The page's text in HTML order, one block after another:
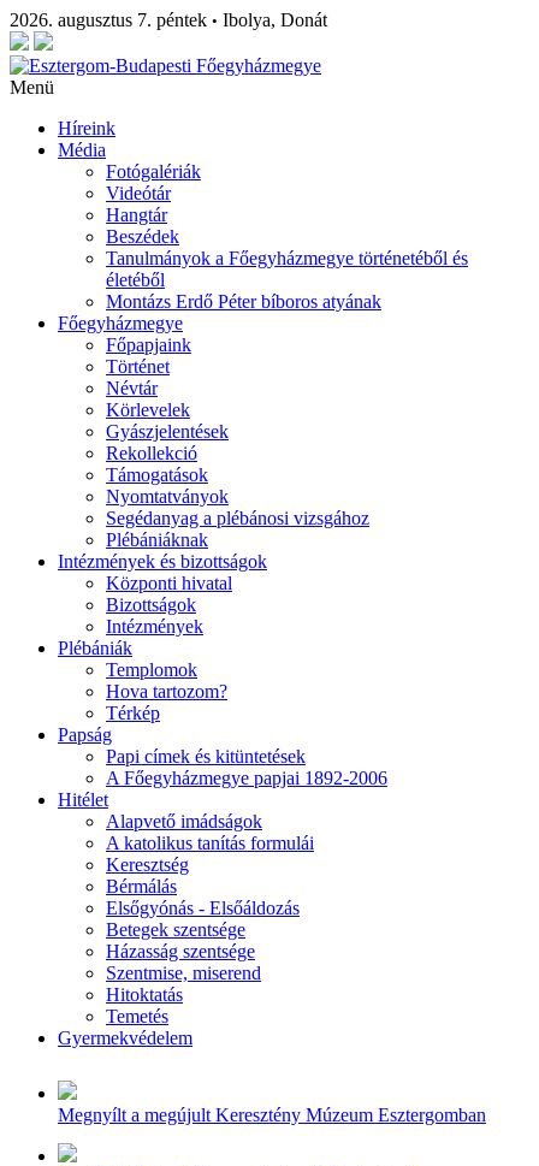
2026. augusztus 7. péntek • Ibolya, Donát
Menü
Híreink
Média
Fotógalériák
Videótár
Hangtár
Beszédek
Tanulmányok a Főegyházmegye történetéből és
életéből
Montázs Erdő Péter bíboros atyának
Főegyházmegye
Főpapjaink
Történet
Névtár
Körlevelek
Gyászjelentések
Rekollekció
Támogatások
Nyomtatványok
Segédanyag a plébánosi vizsgához
Plébániáknak
Intézmények és bizottságok
Központi hivatal
Bizottságok
Intézmények
Plébániák
Templomok
Hova tartozom?
Térkép
Papság
Papi címek és kitüntetések
A Főegyházmegye papjai 1892-2006
Hitélet
Alapvető imádságok
A katolikus tanítás formulái
Keresztség
Bérmálás
Elsőgyónás - Elsőáldozás
Betegek szentsége
Házasság szentsége
Szentmise, miserend
Hitoktatás
Temetés
Gyermekvédelem
Megnyílt a megújult Keresztény Múzeum Esztergomban